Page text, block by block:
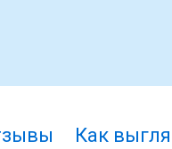
Как